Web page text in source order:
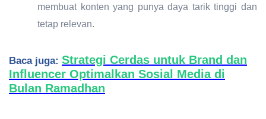
membuat konten yang punya daya tarik tinggi dan
tetap relevan.
Baca juga: Strategi Cerdas untuk Brand dan
Influencer Optimalkan Sosial Media di
Bulan Ramadhan